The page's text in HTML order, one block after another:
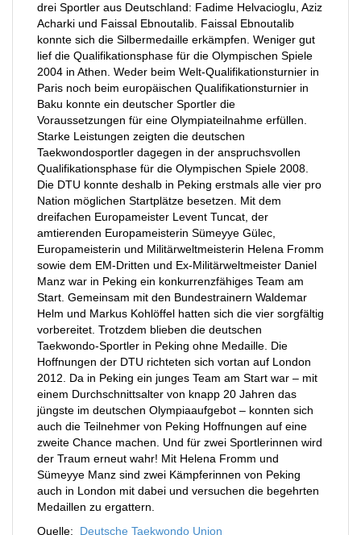
drei Sportler aus Deutschland: Fadime Helvacioglu, Aziz
Acharki und Faissal Ebnoutalib. Faissal Ebnoutalib
konnte sich die Silbermedaille erkämpfen. Weniger gut
lief die Qualifikationsphase für die Olympischen Spiele
2004 in Athen. Weder beim Welt-Qualifikationsturnier in
Paris noch beim europäischen Qualifikationsturnier in
Baku konnte ein deutscher Sportler die
Voraussetzungen für eine Olympiateilnahme erfüllen.
Starke Leistungen zeigten die deutschen
Taekwondosportler dagegen in der anspruchsvollen
Qualifikationsphase für die Olympischen Spiele 2008.
Die DTU konnte deshalb in Peking erstmals alle vier pro
Nation möglichen Startplätze besetzen. Mit dem
dreifachen Europameister Levent Tuncat, der
amtierenden Europameisterin Sümeyye Gülec,
Europameisterin und Militärweltmeisterin Helena Fromm
sowie dem EM-Dritten und Ex-Militärweltmeister Daniel
Manz war in Peking ein konkurrenzfähiges Team am
Start. Gemeinsam mit den Bundestrainern Waldemar
Helm und Markus Kohlöffel hatten sich die vier sorgfältig
vorbereitet. Trotzdem blieben die deutschen
Taekwondo-Sportler in Peking ohne Medaille. Die
Hoffnungen der DTU richteten sich vortan auf London
2012. Da in Peking ein junges Team am Start war – mit
einem Durchschnittsalter von knapp 20 Jahren das
jüngste im deutschen Olympiaaufgebot – konnten sich
auch die Teilnehmer von Peking Hoffnungen auf eine
zweite Chance machen. Und für zwei Sportlerinnen wird
der Traum erneut wahr! Mit Helena Fromm und
Sümeyye Manz sind zwei Kämpferinnen von Peking
auch in London mit dabei und versuchen die begehrten
Medaillen zu ergattern.
Quelle: Deutsche Taekwondo Union